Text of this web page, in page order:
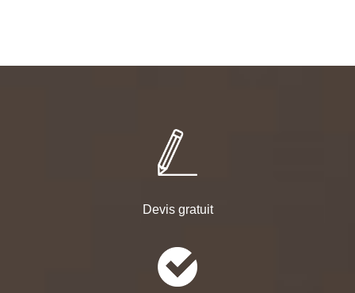
Devis gratuit